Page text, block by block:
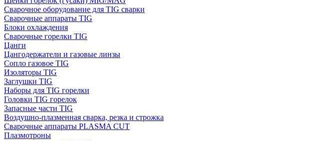
Сварочное оборудование для TIG сварки
Сварочные аппараты TIG
Блоки охлаждения
Сварочные горелки TIG
Цанги
Цангодержатели и газовые линзы
Сопло газовое TIG
Изоляторы TIG
Заглушки TIG
Наборы для TIG горелки
Головки TIG горелок
Запасные части TIG
Воздушно-плазменная сварка, резка и строжка
Сварочные аппараты PLASMA CUT
Плазмотроны